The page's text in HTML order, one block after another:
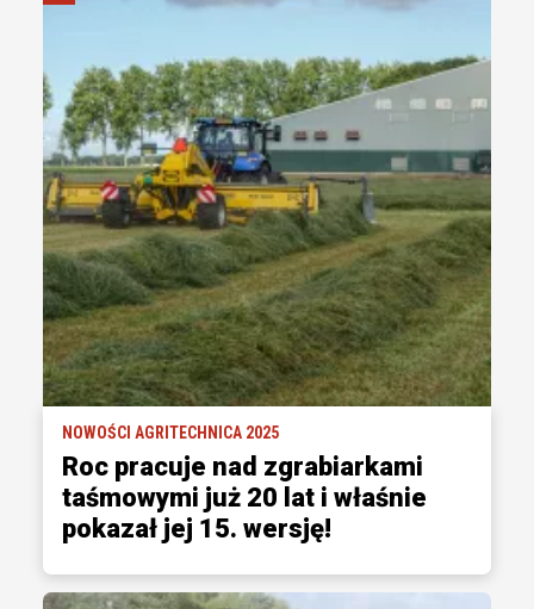
NOWOŚCI AGRITECHNICA 2025
Roc pracuje nad zgrabiarkami
taśmowymi już 20 lat i właśnie
pokazał jej 15. wersję!